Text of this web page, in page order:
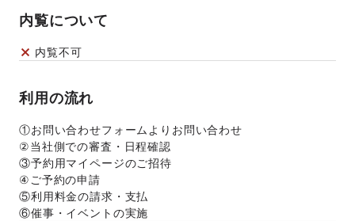
その他エンタメ・ガジェット
内覧について
内覧不可
利用の流れ
①お問い合わせフォームよりお問い合わせ
②当社側での審査・日程確認
③予約用マイページのご招待
④ご予約の申請
⑤利用料金の請求・支払
⑥催事・イベントの実施